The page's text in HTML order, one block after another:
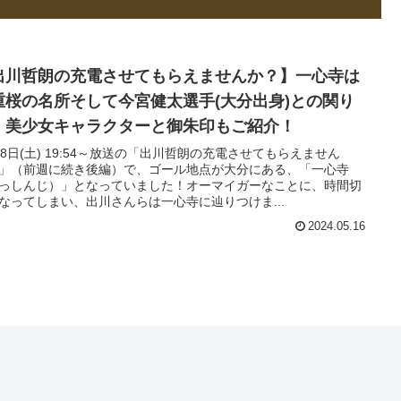
川哲朗の充電させてもらえませんか？】一心寺は
桜の名所そして今宮健太選手(大分出身)との関り
美少女キャラクターと御朱印もご紹介！
日(土) 19:54～放送の「出川哲朗の充電させてもらえません
（前週に続き後編）で、ゴール地点が大分にある、「一心寺
しんじ）」となっていました！オーマイガーなことに、時間切
ってしまい、出川さんらは一心寺に辿りつけま...
2024.05.16